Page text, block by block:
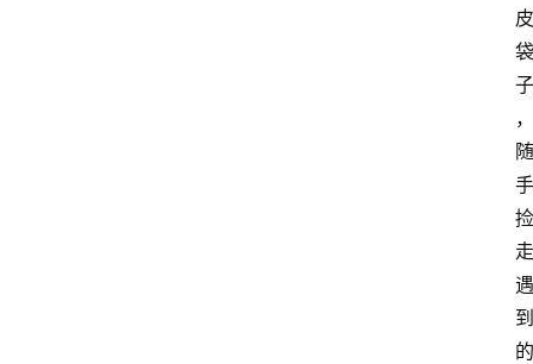
皮
袋
子
，
随
手
捡
走
遇
到
的